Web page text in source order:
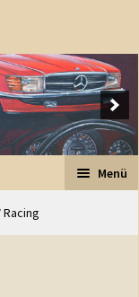
Menü
Racing